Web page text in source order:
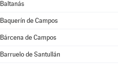
Baltanás
Baquerín de Campos
Bárcena de Campos
Barruelo de Santullán